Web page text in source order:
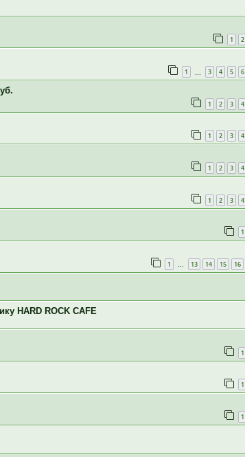
1 2
1 3 4 5 6
1 2 3 4
1 2 3 4
1 2 3 4
1 2 3 4
1
1 … 13 14 15 16
HARD ROCK CAFE
1
1
1